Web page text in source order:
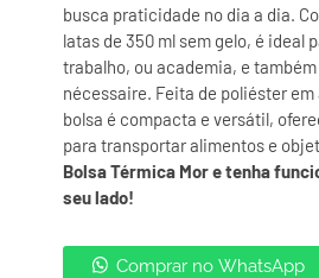
busca praticidade no dia a dia.
latas de 350 ml sem gelo, é ideal
trabalho, ou academia, e
nécessaire. Feita de poliéster
bolsa é compacta e versátil,
para transportar alimentos e
Bolsa Térmica Mor e tenha
seu lado!
Comprar no WhatsApp